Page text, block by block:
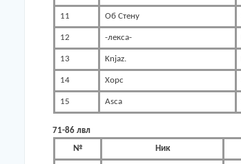
11 Об Стену
12 -лекса-
13 Knjaz.
14 Xopc
15 Asca
71-86 лвл
№
Ник